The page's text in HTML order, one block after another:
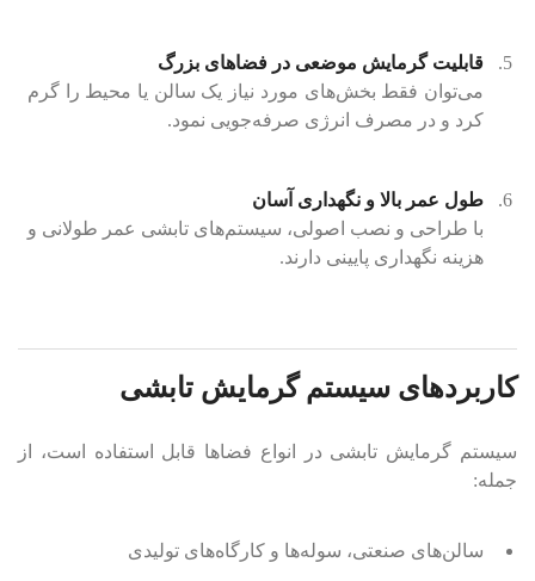
قابلیت گرمایش موضعی در فضاهای بزرگ
می‌توان فقط بخش‌های مورد نیاز یک سالن یا محیط را گرم
کرد و در مصرف انرژی صرفه‌جویی نمود.
طول عمر بالا و نگهداری آسان
با طراحی و نصب اصولی، سیستم‌های تابشی عمر طولانی و
هزینه نگهداری پایینی دارند.
کاربردهای سیستم گرمایش تابشی
سیستم گرمایش تابشی در انواع فضاها قابل استفاده است، از
جمله:
سالن‌های صنعتی، سوله‌ها و کارگاه‌های تولیدی